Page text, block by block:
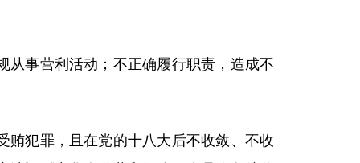
事营利活动；不正确履行职责，造成不
犯罪，且在党的十八大后不收敛、不收